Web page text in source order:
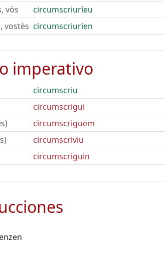
vós
circumscriuríeu
vostès circumscriurien
imperativo
circumscriu
circumscrigui
circumscriguem
circumscriviu
circumscriguin